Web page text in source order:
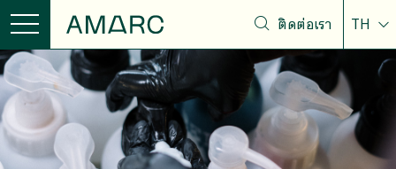
ติดต่อเรา TH